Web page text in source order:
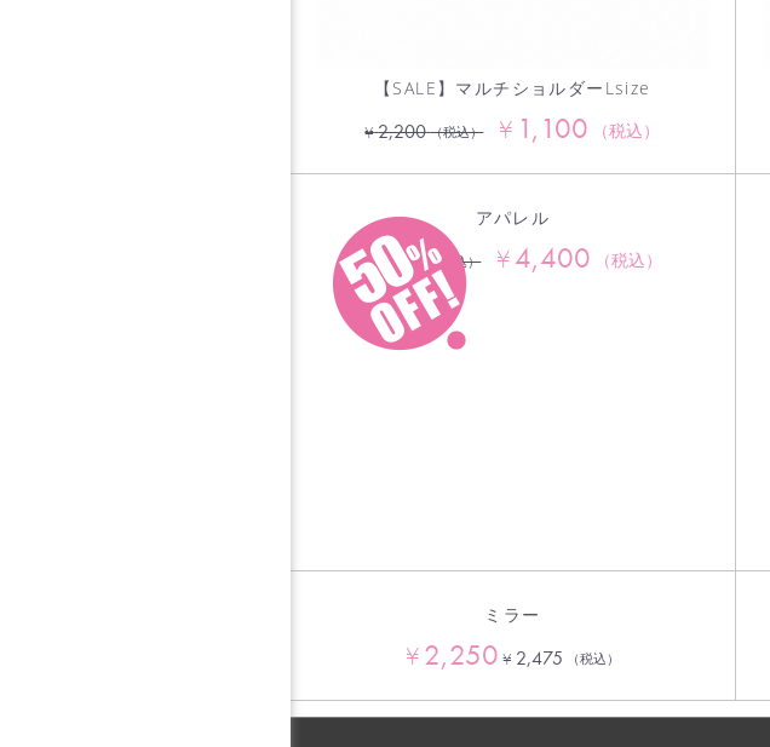
【SALE】マルチショルダーLsize
¥2,200 （税込） ¥ 1,100 （税込）
アパレル
¥8,800 （税込） ¥4,400 （税込）
ミラー
¥2,250 ¥ 2,475 （税込）